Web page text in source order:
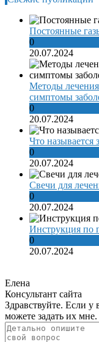
Постоянные
0
20.07.2024
Методы
симптомы
0
20.07.2024
Что называется
0
20.07.2024
Свечи для
0
20.07.2024
Инструкция по
0
20.07.2024
Елена
Консультант сайта
Здравствуйте. Если у
можете задать их мне.